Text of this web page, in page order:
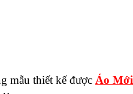
mẫu thiết kế được Áo Mới